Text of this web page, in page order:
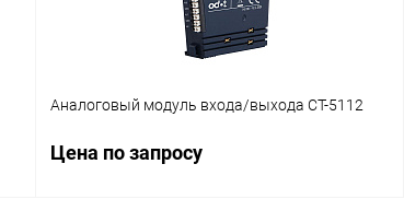
Аналоговый модуль входа/выхода CT-5112
Цена по запросу